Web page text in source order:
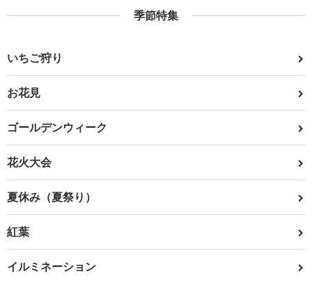
季節特集
いちご狩り
お花見
ゴールデンウィーク
花火大会
夏休み（夏祭り）
紅葉
イルミネーション